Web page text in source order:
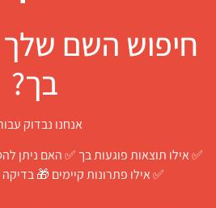
חיפוש השם שלך
בך?
אנחנו נבדוק
✅ אילו תוצאות פוגעות בך ✅ האם ניתן
✅ אילו פתרונות קיימים 🎁